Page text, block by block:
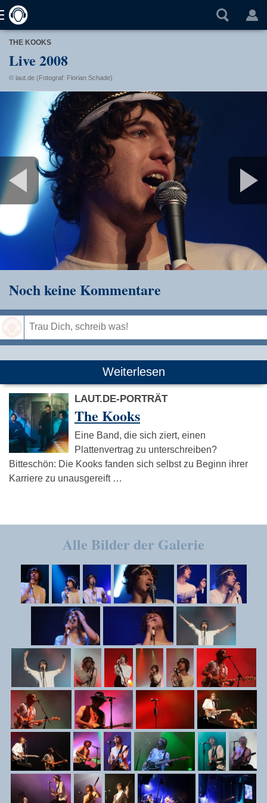
THE KOOKS
Live 2008
© laut.de (Fotograf: Florian Schade)
Noch keine Kommentare
Weiterlesen
LAUT.DE-PORTRÄT
The Kooks
Eine Band, die sich ziert, einen
Plattenvertrag zu unterschreiben?
Bitteschön: Die Kooks fanden sich selbst zu Beginn ihrer
Karriere zu unausgereift …
Alle Bilder der Galerie